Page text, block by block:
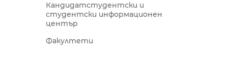
Кандидатстудентски и
студентски информационен
център
Факултети